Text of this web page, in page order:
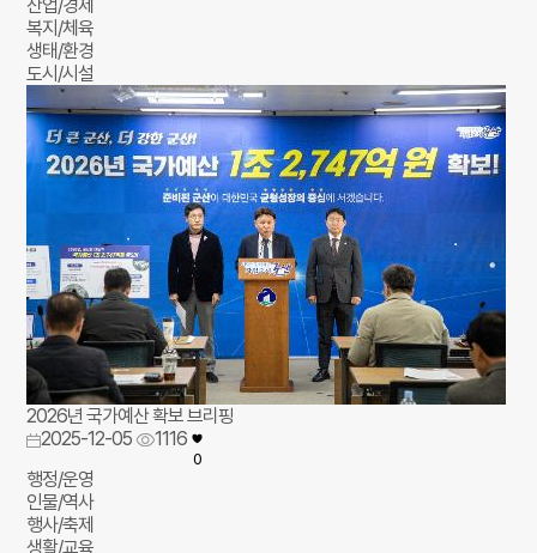
산업/경제
복지/체육
생태/환경
도시/시설
2026년 국가예산 확보 브리핑
2025-12-05
1116
0
행정/운영
인물/역사
행사/축제
생활/교육